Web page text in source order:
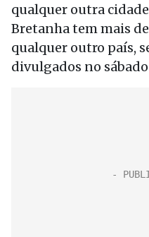
qualquer outra
Bretanha tem mais
qualquer outro país,
divulgados no